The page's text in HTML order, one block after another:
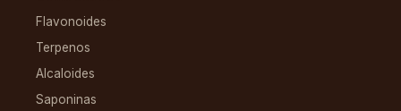
Flavonoides
Terpenos
Alcaloides
Saponinas